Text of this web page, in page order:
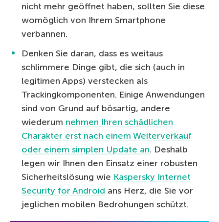
nicht mehr geöffnet haben, sollten Sie diese
womöglich von Ihrem Smartphone
verbannen.
Denken Sie daran, dass es weitaus
schlimmere Dinge gibt, die sich (auch in
legitimen Apps) verstecken als
Trackingkomponenten. Einige Anwendungen
sind von Grund auf bösartig, andere
wiederum nehmen Ihren schädlichen
Charakter erst nach einem Weiterverkauf
oder einem simplen Update an. Deshalb
legen wir Ihnen den Einsatz einer robusten
Sicherheitslösung wie Kaspersky Internet
Security for Android ans Herz, die Sie vor
jeglichen mobilen Bedrohungen schützt.